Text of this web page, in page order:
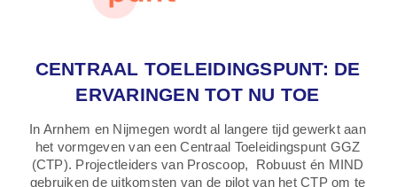
CENTRAAL TOELEIDINGSPUNT: DE
ERVARINGEN TOT NU TOE
In Arnhem en Nijmegen wordt al langere tijd gewerkt aan
het vormgeven van een Centraal Toeleidingspunt GGZ
(CTP). Projectleiders van Proscoop, Robuust én MIND
gebruiken de uitkomsten van de pilot van het CTP om te